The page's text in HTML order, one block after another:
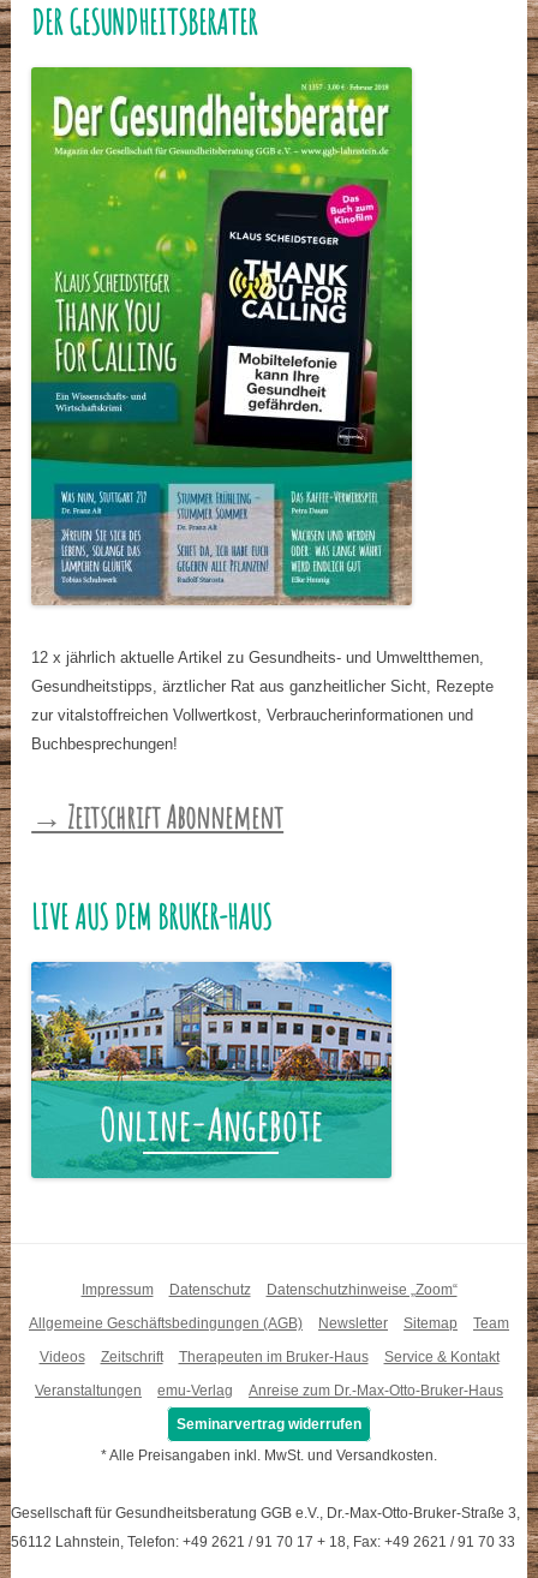
DER GESUNDHEITSBERATER
12 x jährlich aktuelle Artikel zu Gesundheits- und Umweltthemen,
Gesundheitstipps, ärztlicher Rat aus ganzheitlicher Sicht, Rezepte
zur vitalstoffreichen Vollwertkost, Verbraucherinformationen und
Buchbesprechungen!
→ Zeitschrift Abonnement
LIVE AUS DEM BRUKER-HAUS
Impressum Datenschutz
Datenschutzhinweise „Zoom“
Allgemeine Geschäftsbedingungen (AGB)
Newsletter Sitemap
Team
Videos
Zeitschrift Therapeuten im Bruker-Haus
Service & Kontakt
Veranstaltungen
emu-Verlag
Anreise zum Dr.-Max-Otto-Bruker-Haus
Seminarvertrag widerrufen
* Alle Preisangaben inkl. MwSt. und Versandkosten.
Gesellschaft für Gesundheitsberatung GGB e.V., Dr.-Max-Otto-Bruker-Straße 3,
56112 Lahnstein, Telefon: +49 2621 / 91 70 17 + 18, Fax: +49 2621 / 91 70 33